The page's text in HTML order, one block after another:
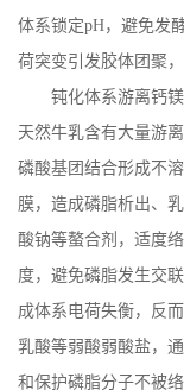
体系锁定pH，避免发
荷突变引发胶体团聚
钝化体系游离钙
天然牛乳含有大量游
磷酸基团结合形成不
膜，造成磷脂析出、
酸钠等螯合剂，适度
度，避免磷脂发生交
成体系电荷失衡，反
乳酸等弱酸弱酸盐，
和保护磷脂分子不被络